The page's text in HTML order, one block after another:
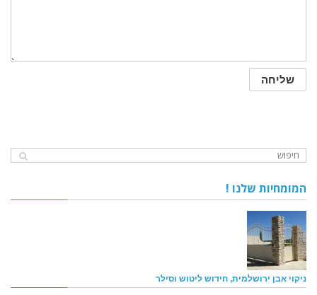
המומחיות שלנו !
ניקוי אבן ירושלמית, חידוש ליטוש וסילר